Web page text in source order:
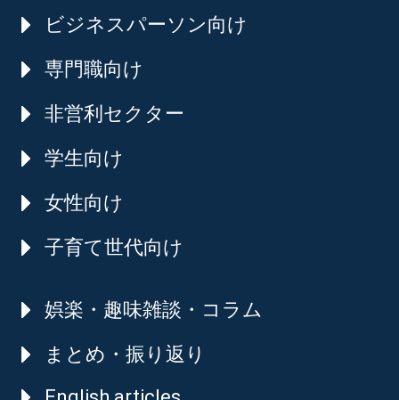
ビジネスパーソン向け
専門職向け
非営利セクター
学生向け
女性向け
子育て世代向け
娯楽・趣味雑談・コラム
まとめ・振り返り